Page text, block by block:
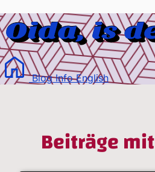
BlogInfoEnglish
Beiträge